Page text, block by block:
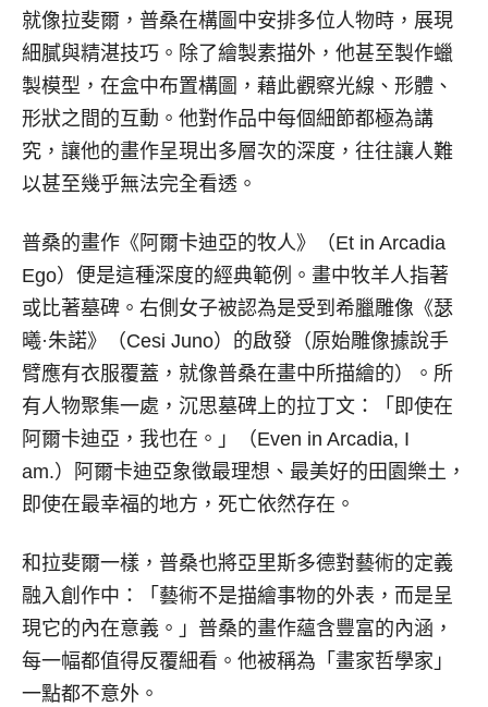
就像拉斐爾，普桑在構圖中安排多位人物時，展現
細膩與精湛技巧。除了繪製素描外，他甚至製作蠟
製模型，在盒中布置構圖，藉此觀察光線、形體、
形狀之間的互動。他對作品中每個細節都極為講
究，讓他的畫作呈現出多層次的深度，往往讓人難
以甚至幾乎無法完全看透。
普桑的畫作《阿爾卡迪亞的牧人》（Et in Arcadia
Ego）便是這種深度的經典範例。畫中牧羊人指著
或比著墓碑。右側女子被認為是受到希臘雕像《瑟
曦·朱諾》（Cesi Juno）的啟發（原始雕像據說手
臂應有衣服覆蓋，就像普桑在畫中所描繪的）。所
有人物聚集一處，沉思墓碑上的拉丁文：「即使在
阿爾卡迪亞，我也在。」（Even in Arcadia, I
am.）阿爾卡迪亞象徵最理想、最美好的田園樂土，
即使在最幸福的地方，死亡依然存在。
和拉斐爾一樣，普桑也將亞里斯多德對藝術的定義
融入創作中：「藝術不是描繪事物的外表，而是呈
現它的內在意義。」普桑的畫作蘊含豐富的內涵，
每一幅都值得反覆細看。他被稱為「畫家哲學家」
一點都不意外。